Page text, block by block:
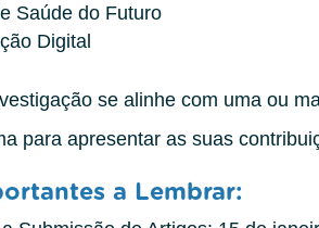
Saúde do Futuro
Digital
se alinhe com uma ou
para apresentar as suas
a Lembrar: